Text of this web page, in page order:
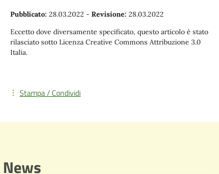
Pubblicato: 28.03.2022 - Revisione: 28.03.2022
Eccetto dove diversamente specificato, questo articolo è stato
rilasciato sotto Licenza Creative Commons Attribuzione 3.0
Italia.
Stampa / Condividi
News